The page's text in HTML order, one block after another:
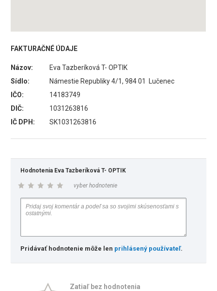
FAKTURAČNÉ ÚDAJE
Názov:
Eva Tazberíková T- OPTIK
Sídlo:
Námestie Republiky 4/1, 984 01 Lučenec
IČO:
14183749
DIČ:
1031263816
IČ DPH:
SK1031263816
Hodnotenia Eva Tazberíková T- OPTIK
vyber hodnotenie
Pridávať hodnotenie môže len prihlásený používateľ.
Zatiaľ bez hodnotenia